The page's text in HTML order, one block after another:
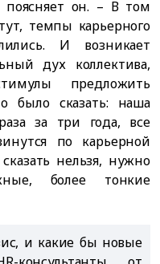
поясняет он. – В том
темпы карьерного
И возникает
дух коллектива,
предложить
было сказать: наша
за три года, все
по карьерной
нельзя, нужно
более тонкие
и какие бы новые